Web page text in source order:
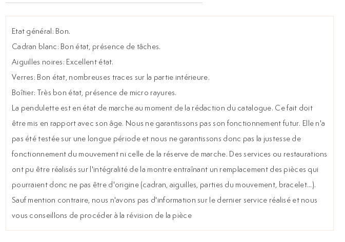
Etat général: Bon.
Cadran blanc: Bon état, présence de tâches.
Aiguilles noires: Excellent état.
Verres: Bon état, nombreuses traces sur la partie intérieure.
Boîtier: Très bon état, présence de micro rayures.
La pendulette est en état de marche au moment de la rédaction du catalogue. Ce fait doit
être mis en rapport avec son âge. Nous ne garantissons pas son fonctionnement futur. Elle n'a
pas été testée sur une longue période et nous ne garantissons donc pas la justesse de
fonctionnement du mouvement ni celle de la réserve de marche. Des services ou restaurations
ont pu être réalisés sur l'intégralité de la montre entraînant un remplacement des pièces qui
pourraient donc ne pas être d'origine (cadran, aiguilles, parties du mouvement, bracelet...).
Sauf mention contraire, nous n'avons pas d'information sur le dernier service réalisé et nous
vous conseillons de procéder à la révision de la pièce